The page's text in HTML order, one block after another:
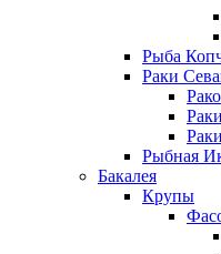
Рыба
Раки
Рыбная
Бакалея
Крупы